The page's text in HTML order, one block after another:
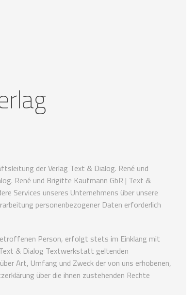
der Verlag Text & Dialog. René und
René und Brigitte Kaufmann GbR | Text &
Services unseres Unternehmens über unsere
personenbezogener Daten erforderlich
Person, erfolgt stets im Einklang mit
& Dialog Textwerkstatt geltenden
Art, Umfang und Zweck der von uns erhobenen,
über die ihnen zustehenden Rechte